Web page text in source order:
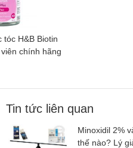
tóc H&B Biotin
chính hãng
Tin tức liên quan
Minoxidil 2%
thế nào? Lý